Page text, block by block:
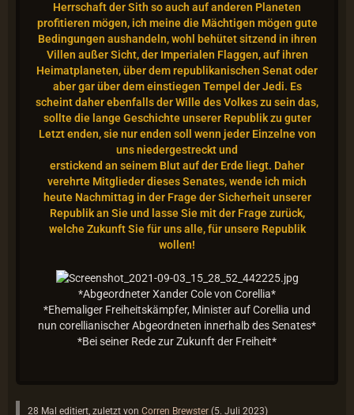
Herrschaft derSith so auch auf anderen Planeten
profitieren mögen, ich meine die Mächtigen mögen gute
Bedingungen aushandeln, wohl behütet sitzend in ihren
Villen außer Sicht,der Imperialen Flaggen, auf ihren
Heimatplaneten, über dem republikanischen Senat oder
aber gar über dem einstiegen Tempel der Jedi. Es
scheint daher ebenfalls derWille des Volkes zu sein das,
sollte die lange Geschichte unserer Republik zu guter
Letzt enden, sie nur enden soll wenn jeder Einzelne von
uns niedergestreckt und
erstickend an seinem Blut auf der Erde liegt. Daher
verehrte Mitglieder dieses Senates, wende ich mich
heute Nachmittag in der Frage der Sicherheit unserer
Republikan Sie und lasse Sie mit der Frage zurück,
welche Zukunft Sie für uns alle, für unsere Republik
wollen!
*Abgeordneter Xander Cole von Corellia*
*Ehemaliger Freiheitskämpfer, Minister auf Corellia und
nun corellianischer Abgeordneten innerhalb des Senates*
*Bei seiner Rede zur Zukunft der Freiheit*
28 Mal editiert, zuletzt von Corren Brewster (5. Juli 2023)